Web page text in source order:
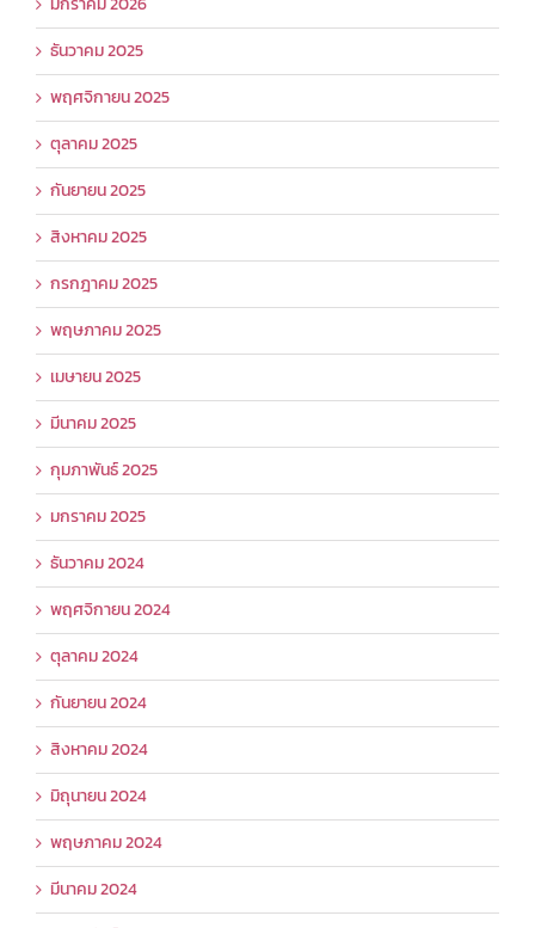
ธันวาคม 2025
พฤศจิกายน 2025
ตุลาคม 2025
กันยายน 2025
สิงหาคม 2025
กรกฎาคม 2025
พฤษภาคม 2025
เมษายน 2025
มีนาคม 2025
กุมภาพันธ์ 2025
มกราคม 2025
ธันวาคม 2024
พฤศจิกายน 2024
ตุลาคม 2024
กันยายน 2024
สิงหาคม 2024
มิถุนายน 2024
พฤษภาคม 2024
มีนาคม 2024